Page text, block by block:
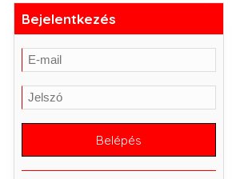
Bejelentkezés